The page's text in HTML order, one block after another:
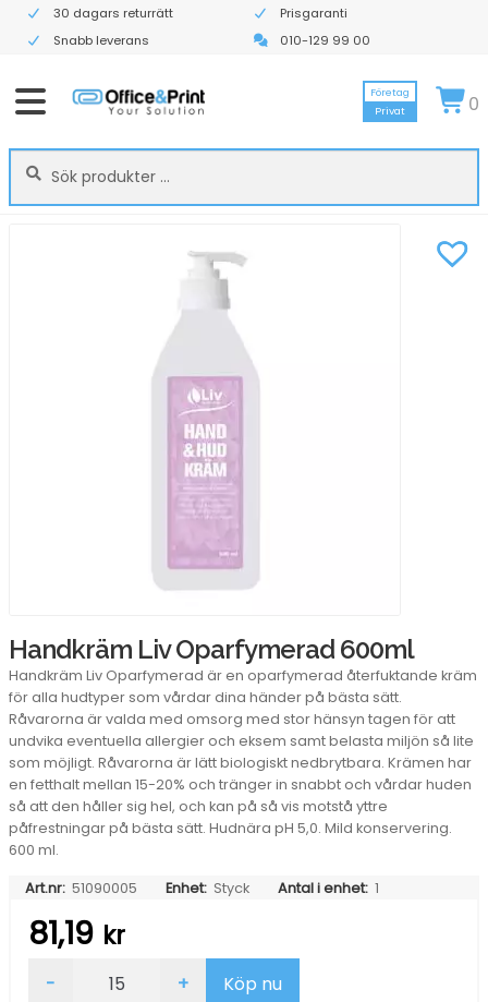
30 dagars returrätt
Prisgaranti
Snabb leverans
010-129 99 00
Sök
efter:
Sök
Företag
Privat
0
Handkräm Liv Oparfymerad 600ml
Handkräm Liv Oparfymerad är en oparfymerad återfuktande kräm
för alla hudtyper som vårdar dina händer på bästa sätt.
Råvarorna är valda med omsorg med stor hänsyn tagen för att
undvika eventuella allergier och eksem samt belasta miljön så lite
som möjligt. Råvarorna är lätt biologiskt nedbrytbara. Krämen har
en fetthalt mellan 15-20% och tränger in snabbt och vårdar huden
så att den håller sig hel, och kan på så vis motstå yttre
påfrestningar på bästa sätt. Hudnära pH 5,0. Mild konservering.
600 ml.
Art.nr: 51090005 Enhet: Styck Antal i enhet: 1
81,19 kr
Liv- + Köp nu